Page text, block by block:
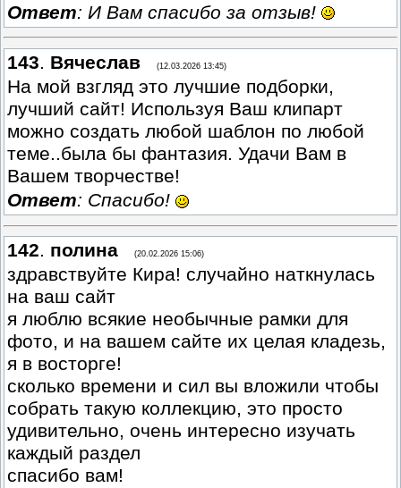
Ответ: И Вам спасибо за отзыв!
143. Вячеслав (12.03.2026 13:45)
На мой взгляд это лучшие подборки,
лучший сайт! Используя Ваш клипарт
можно создать любой шаблон по любой
теме..была бы фантазия. Удачи Вам в
Вашем творчестве!
Ответ: Спасибо!
142. полина (20.02.2026 15:06)
здравствуйте Кира! случайно наткнулась
на ваш сайт
я люблю всякие необычные рамки для
фото, и на вашем сайте их целая кладезь,
я в восторге!
сколько времени и сил вы вложили чтобы
собрать такую коллекцию, это просто
удивительно, очень интересно изучать
каждый раздел
спасибо вам!